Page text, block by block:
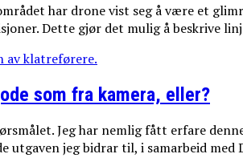
har drone vist seg å være et
Dette gjør det mulig å beskrive
av klatreførere.
som fra kamera, eller?
Jeg har nemlig fått erfare
jeg bidrar til, i samarbeid med